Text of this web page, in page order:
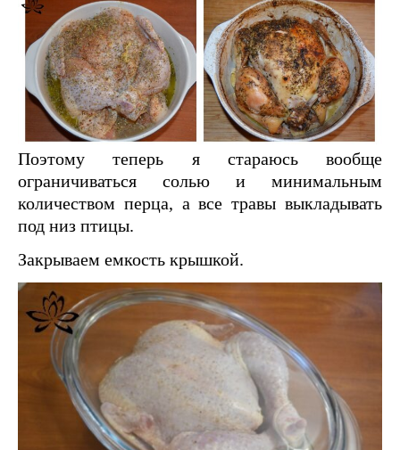
Поэтому теперь я стараюсь вообще
ограничиваться солью и минимальным
количеством перца, а все травы выкладывать
под низ птицы.
Закрываем емкость крышкой.